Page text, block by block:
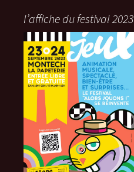
l’affiche du festival 2023